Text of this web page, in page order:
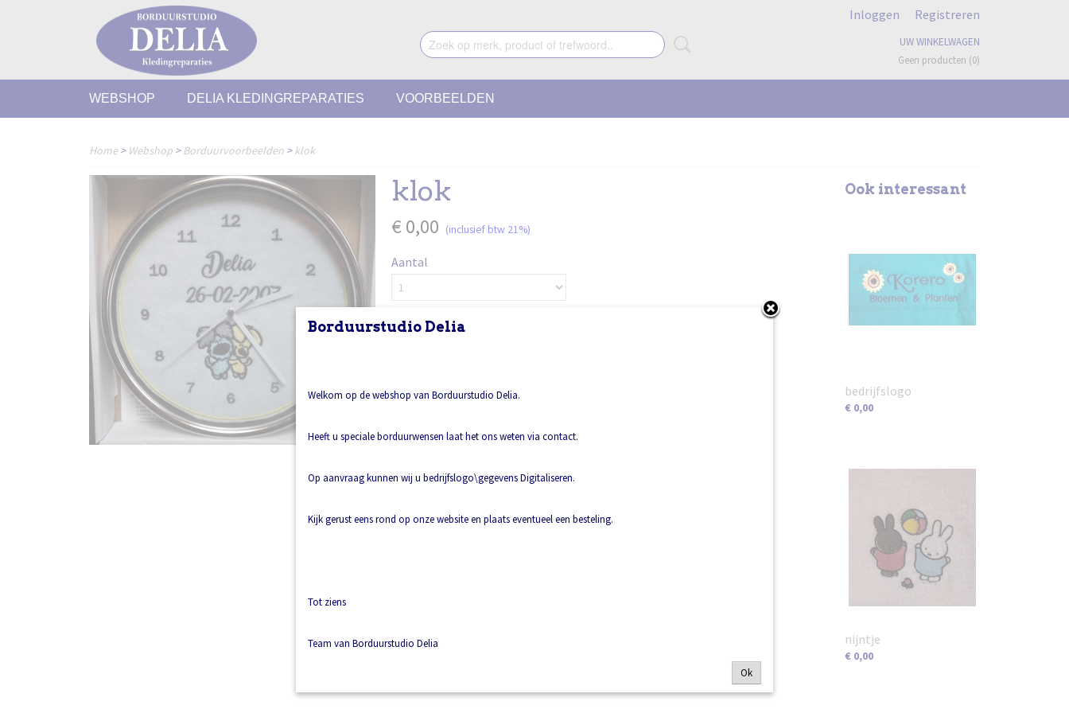
Inloggen Registreren
UW WINKELWAGEN
Geen producten (0)
WEBSHOP DELIA KLEDINGREPARATIES VOORBEELDEN
Home > Webshop >Borduurvoorbeelden >klok
klok
€ 0,00 (inclusief btw 21%)
Aantal
Ook interessant
bedrijfslogo
€ 0,00
nijntje
€ 0,00
Borduurstudio Delia
Welkom op de webshop van Borduurstudio Delia.
Heeft u speciale borduurwensen laat het ons weten via contact.
Op aanvraag kunnen wij u bedrijfslogo\gegevens Digitaliseren.
Kijk gerust eens rond op onze website en plaats eventueel een besteling.
Tot ziens
Team van Borduurstudio Delia
Ok